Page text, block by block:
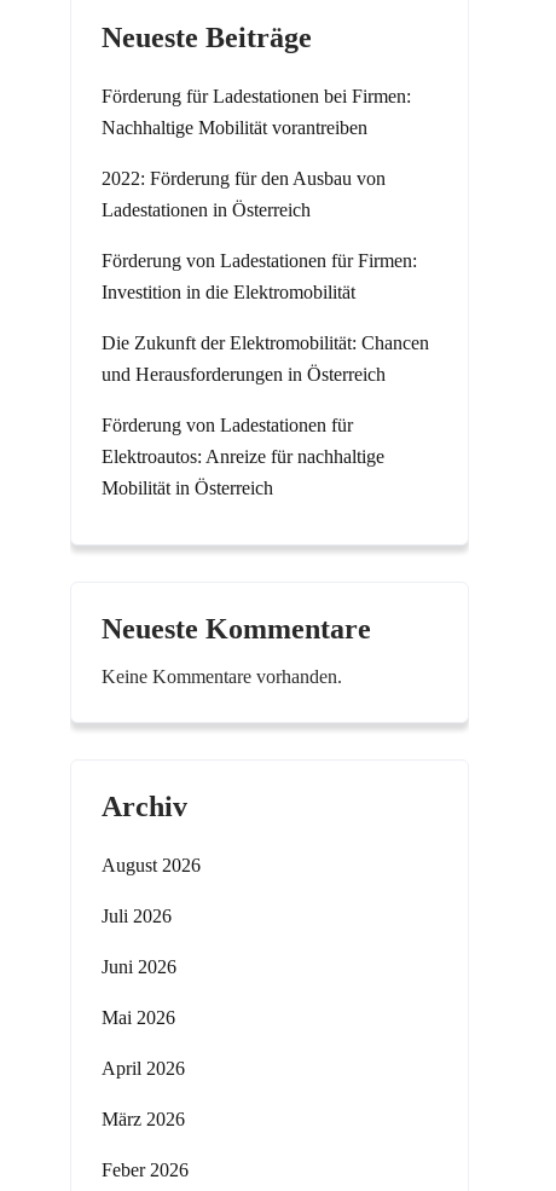
Neueste Beiträge
Förderung für Ladestationen bei Firmen:
Nachhaltige Mobilität vorantreiben
2022: Förderung für den Ausbau von
Ladestationen in Österreich
Förderung von Ladestationen für Firmen:
Investition in die Elektromobilität
Die Zukunft der Elektromobilität: Chancen
und Herausforderungen in Österreich
Förderung von Ladestationen für
Elektroautos: Anreize für nachhaltige
Mobilität in Österreich
Neueste Kommentare
Keine Kommentare vorhanden.
Archiv
August 2026
Juli 2026
Juni 2026
Mai 2026
April 2026
März 2026
Feber 2026